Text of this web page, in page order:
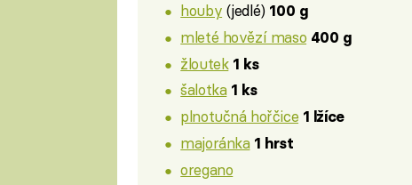
houby (jedlé) 100 g
mleté hovězí maso 400 g
žloutek 1 ks
šalotka 1 ks
plnotučná hořčice 1 lžíce
majoránka 1 hrst
oregano